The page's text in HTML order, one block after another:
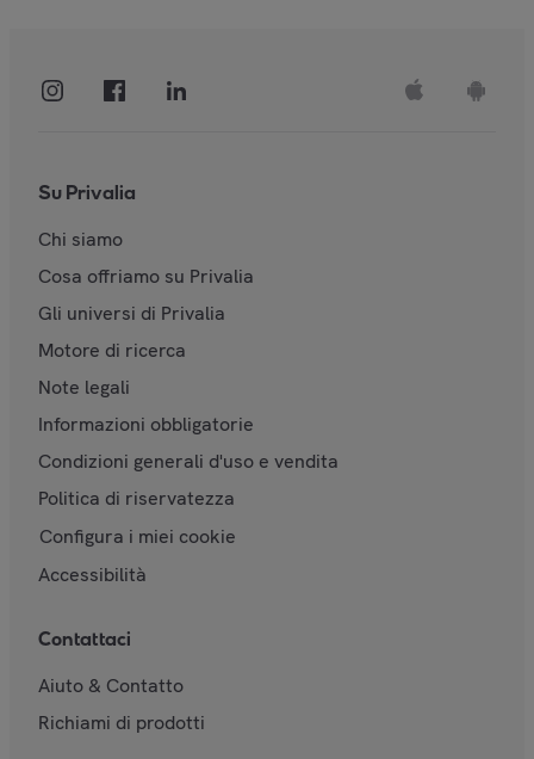
Su Privalia
Chi siamo
Cosa offriamo su Privalia
Gli universi di Privalia
Motore di ricerca
Note legali
Informazioni obbligatorie
Condizioni generali d'uso e vendita
Politica di riservatezza
Configura i miei cookie
Accessibilità
Contattaci
Aiuto & Contatto
Richiami di prodotti